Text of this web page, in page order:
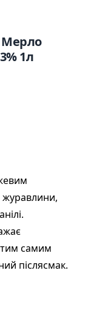
Мерло
1л
журавлини,
тим самим
післясмак.